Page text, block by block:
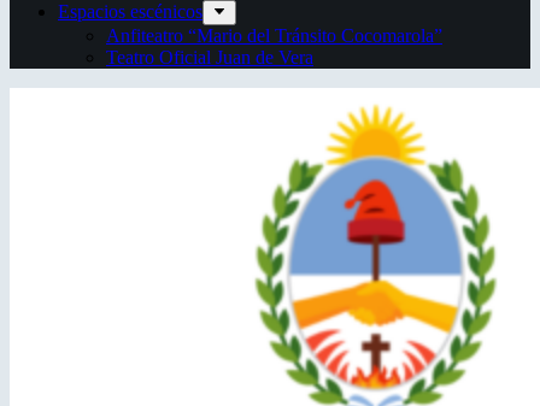
Espacios escénicos
Anfiteatro “Mario del Tránsito Cocomarola”
Teatro Oficial Juan de Vera